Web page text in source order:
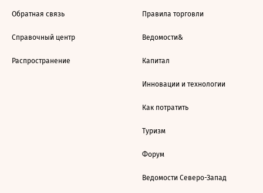
Обратная связь
Справочный центр
Распространение
Правила торговли
Ведомости&
Капитал
Инновации и технологии
Как потратить
Туризм
Форум
Ведомости Северо-Запад